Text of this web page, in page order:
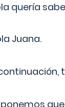
quería
Juana.